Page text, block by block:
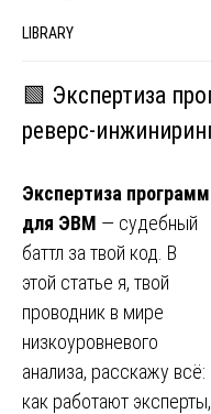
LIBRARY
🟩 Экспертиза
реверс-
Экспертиза программ
для ЭВМ — судебный
баттл за твой код. В
этой статье я, твой
проводник в мире
низкоуровневого
анализа, расскажу всё:
как работают эксперты,